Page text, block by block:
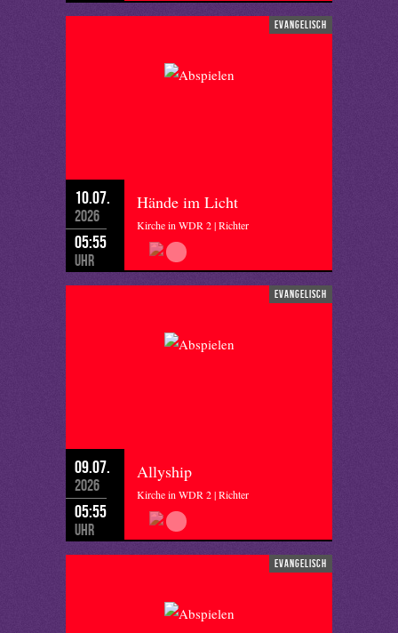
evangelisch
10.07.
2026
05:55
Uhr
Hände im Licht
Kirche in WDR 2 | Richter
evangelisch
09.07.
2026
05:55
Uhr
Allyship
Kirche in WDR 2 | Richter
evangelisch